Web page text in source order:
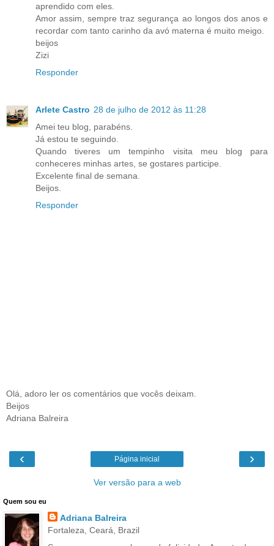
aprendido com eles.
Amor assim, sempre traz segurança ao longos dos anos e
recordar com tanto carinho da avó materna é muito meigo.
beijos
Zizi
Responder
Arlete Castro 28 de julho de 2012 às 11:28
Amei teu blog, parabéns.
Já estou te seguindo.
Quando tiveres um tempinho visita meu blog para
conheceres minhas artes, se gostares participe.
Excelente final de semana.
Beijos.
Responder
Olá, adoro ler os comentários que vocês deixam.
Beijos
Adriana Balreira
‹ ›
Página inicial
Ver versão para a web
Quem sou eu
Adriana Balreira
Fortaleza, Ceará, Brazil